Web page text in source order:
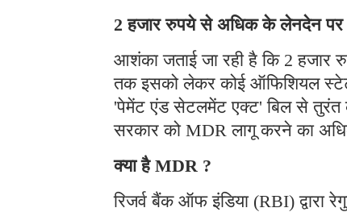
2 हजार रुपये से अधिक के लेनदेन पर
आशंका जताई जा रही है कि 2
तक इसको लेकर कोई ऑफिशियल
'पेमेंट एंड सेटलमेंट एक्ट' बिल से तुरंत
सरकार को MDR लागू करने का
क्या है MDR ?
रिजर्व बैंक ऑफ इंडिया (RBI) द्वारा